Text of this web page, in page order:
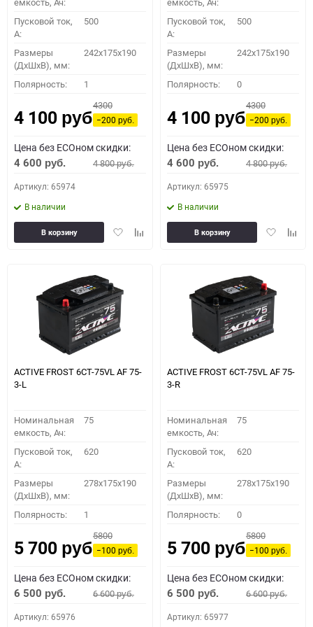
Пусковой ток,
A:
500
Размеры
(ДхШхВ), мм:
242x175x190
Полярность: 1
4 100 руб.
4300
−200руб.
Цена без ECOном скидки:
4 600 руб. 4 800руб.
Артикул: 65974
В наличии
ДобавитьДобавить
В корзину
Пусковой ток,
A:
500
Размеры
(ДхШхВ), мм:
242x175x190
Полярность: 0
4 100 руб.
4300
−200руб.
Цена без ECOном скидки:
4 600 руб. 4 800руб.
Артикул: 65975
В наличии
Добавить
В корзину
ACTIVE FROST 6СТ-75VL АF 75-
3-L
Номинальная
емкость, Ач:
75
Пусковой ток,
A:
620
Размеры
(ДхШхВ), мм:
278x175x190
Полярность: 1
5 700 руб.
5800
−100руб.
Цена без ECOном скидки:
6 500 руб. 6 600руб.
Артикул: 65976
ACTIVE FROST 6СТ-75VL АF 75-
3-R
Номинальная
емкость, Ач:
75
Пусковой ток,
A:
620
Размеры
(ДхШхВ), мм:
278x175x190
Полярность: 0
5 700 руб.
5800
−100руб.
Цена без ECOном скидки:
6 500 руб. 6 600руб.
Артикул: 65977